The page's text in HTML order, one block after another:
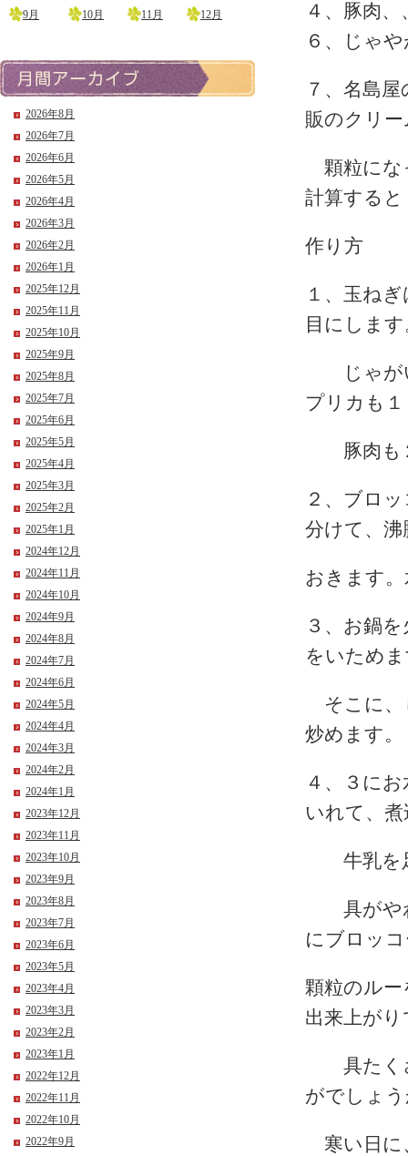
４、豚肉
６、じゃ
７、名島
販のクリ
顆粒にな
計算する
作り方
１、玉ね
目にします
じゃがい
プリカも
豚肉も２
２、ブロ
分けて、
おきます
３、お鍋
をいため
そこに、
炒めます。
４、３に
いれて、
牛乳を
具がやわ
にブロッ
顆粒のル
出来上がり
具たくさ
がでしょ
寒い日に
9月 10月 11月 12月
2026年8月
2026年7月
2026年6月
2026年5月
2026年4月
2026年3月
2026年2月
2026年1月
2025年12月
2025年11月
2025年10月
2025年9月
2025年8月
2025年7月
2025年6月
2025年5月
2025年4月
2025年3月
2025年2月
2025年1月
2024年12月
2024年11月
2024年10月
2024年9月
2024年8月
2024年7月
2024年6月
2024年5月
2024年4月
2024年3月
2024年2月
2024年1月
2023年12月
2023年11月
2023年10月
2023年9月
2023年8月
2023年7月
2023年6月
2023年5月
2023年4月
2023年3月
2023年2月
2023年1月
2022年12月
2022年11月
2022年10月
2022年9月